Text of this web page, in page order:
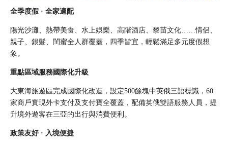
全季度假 · 全家適配
陽光沙灘、熱帶美食、水上娛樂、高階酒店、黎苗文化……情侶、
親子、銀髮、閨蜜全人群覆蓋，四季皆宜，輕鬆滿足多元度假想
象。
重點區域服務國際化升級
大東海旅遊區完成國際化改造，設定500餘塊中英俄三語標識，60
家商戶實現外卡支付及支付寶全覆蓋，配備英俄雙語服務人員，提
升境外遊客在三亞的出行與消費便利。
政策友好 · 入境便捷